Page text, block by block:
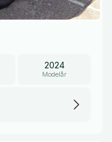
2024
Modelår